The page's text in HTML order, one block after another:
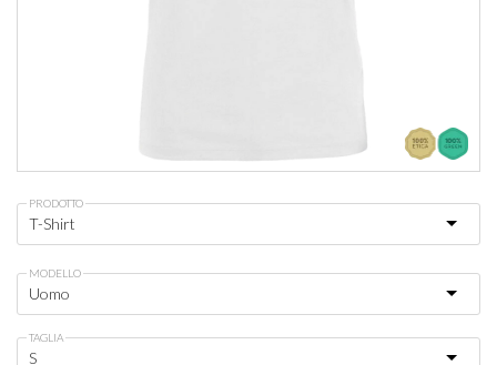
PRODOTTO
MODELLO
TAGLIA